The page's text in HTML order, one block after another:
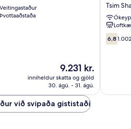
Veitingastaður
Þvottaaðstaða
Verðið
er
9.231 kr.
9.231 kr.
inniheldur skatta og gjöld
30. ágú. - 31. ágú.
Sha
Tsui
(Former
Ramada
Hong
Tsim
Tsim
6.8af
10,
6,8
við svipaða gististaði